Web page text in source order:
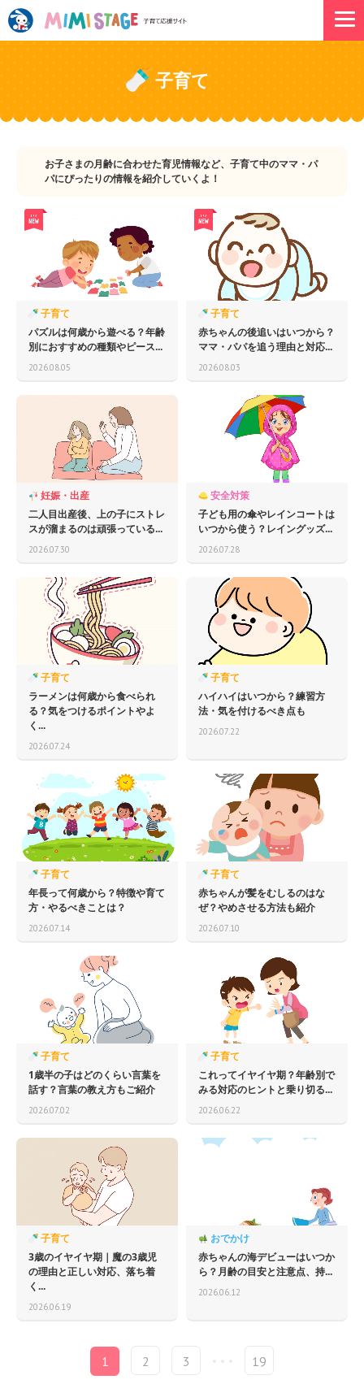
子育て
お子さまの月齢に合わせた育児情報など、子育て中のママ・パ
パにぴったりの情報を紹介していくよ！
子育て
パズルは何歳から遊べる？年齢
別におすすめの種類やピース...
2026.08.05
子育て
赤ちゃんの後追いはいつから？
ママ・パパを追う理由と対応...
2026.08.03
妊娠・出産
二人目出産後、上の子にストレ
スが溜まるのは頑張っている...
2026.07.30
安全対策
子ども用の傘やレインコートは
いつから使う？レイングッズ...
2026.07.28
子育て
ラーメンは何歳から食べられ
る？気をつけるポイントやよ
く...
2026.07.24
子育て
ハイハイはいつから？練習方
法・気を付けるべき点も
2026.07.22
子育て
年長って何歳から？特徴や育て
方・やるべきことは？
2026.07.14
子育て
赤ちゃんが髪をむしるのはな
ぜ？やめさせる方法も紹介
2026.07.10
子育て
1歳半の子はどのくらい言葉を
話す？言葉の教え方もご紹介
2026.07.02
子育て
これってイヤイヤ期？年齢別で
みる対応のヒントと乗り切る...
2026.06.22
子育て
3歳のイヤイヤ期｜魔の3歳児
の理由と正しい対応、落ち着
く...
2026.06.19
おでかけ
赤ちゃんの海デビューはいつか
ら？月齢の目安と注意点、持...
2026.06.12
1 2 3 19